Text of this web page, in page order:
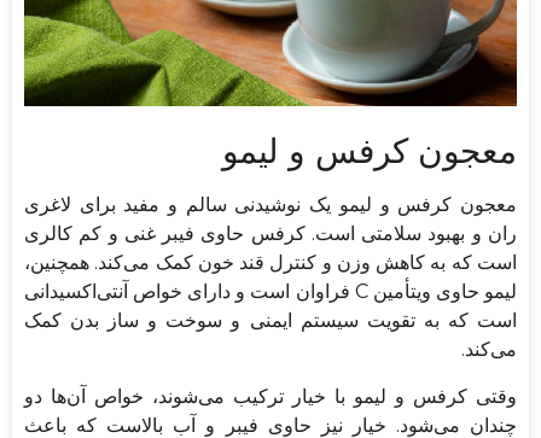
معجون کرفس و لیمو
معجون کرفس و لیمو یک نوشیدنی سالم و مفید برای لاغری
ران و بهبود سلامتی است. کرفس حاوی فیبر غنی و کم کالری
است که به کاهش وزن و کنترل قند خون کمک می‌کند. همچنین،
لیمو حاوی ویتأمین C فراوان است و دارای خواص آنتی‌اکسیدانی
است که به تقویت سیستم ایمنی و سوخت و ساز بدن کمک
می‌کند.
وقتی کرفس و لیمو با خیار ترکیب می‌شوند، خواص آن‌ها دو
چندان می‌شود. خیار نیز حاوی فیبر و آب بالاست که باعث